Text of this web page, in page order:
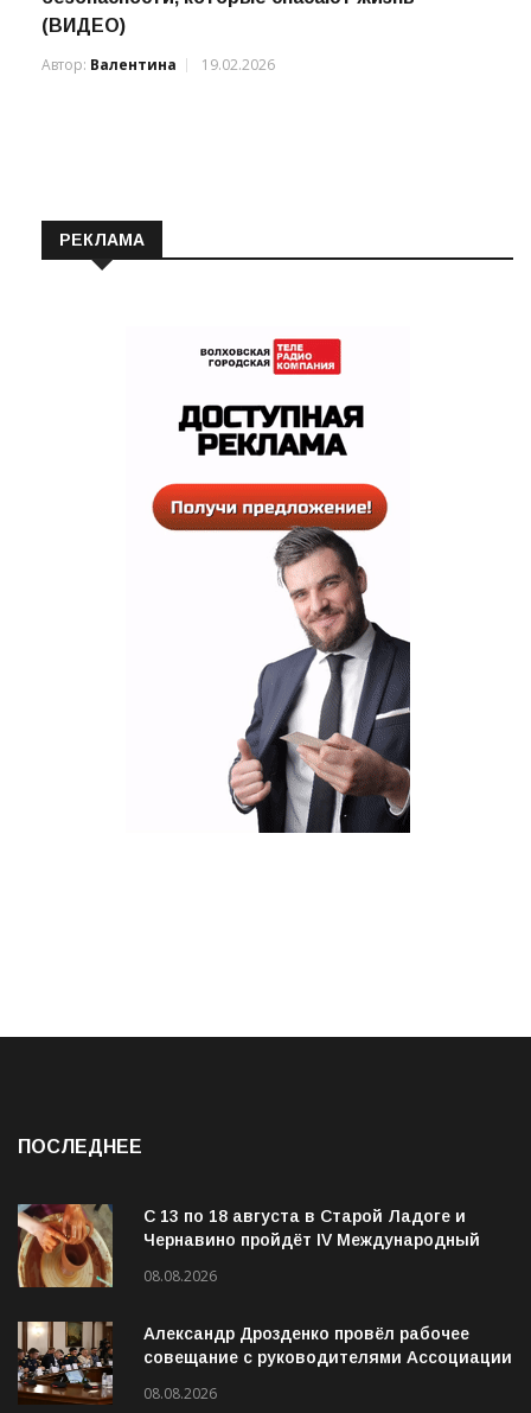
(ВИДЕО)
Автор: Валентина 19.02.2026
РЕКЛАМА
ПОСЛЕДНЕЕ
С 13 по 18 августа в Старой Ладоге и
Чернавино пройдёт IV Международный
08.08.2026
Александр Дрозденко провёл рабочее
совещание с руководителями Ассоциации
08.08.2026